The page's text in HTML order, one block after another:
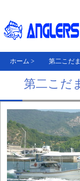
ホーム > 第二こだま
第二こだ